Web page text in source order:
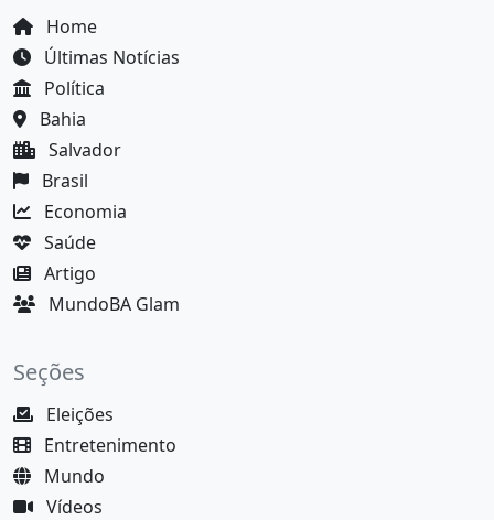
Home
Últimas Notícias
Política
Bahia
Salvador
Brasil
Economia
Saúde
Artigo
MundoBA Glam
Seções
Eleições
Entretenimento
Mundo
Vídeos